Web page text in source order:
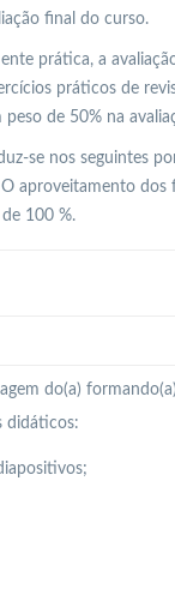
final do curso.
prática, a
práticos de
de 50% na
se nos seguintes
aproveitamento
100 %.
do(a)
didáticos: